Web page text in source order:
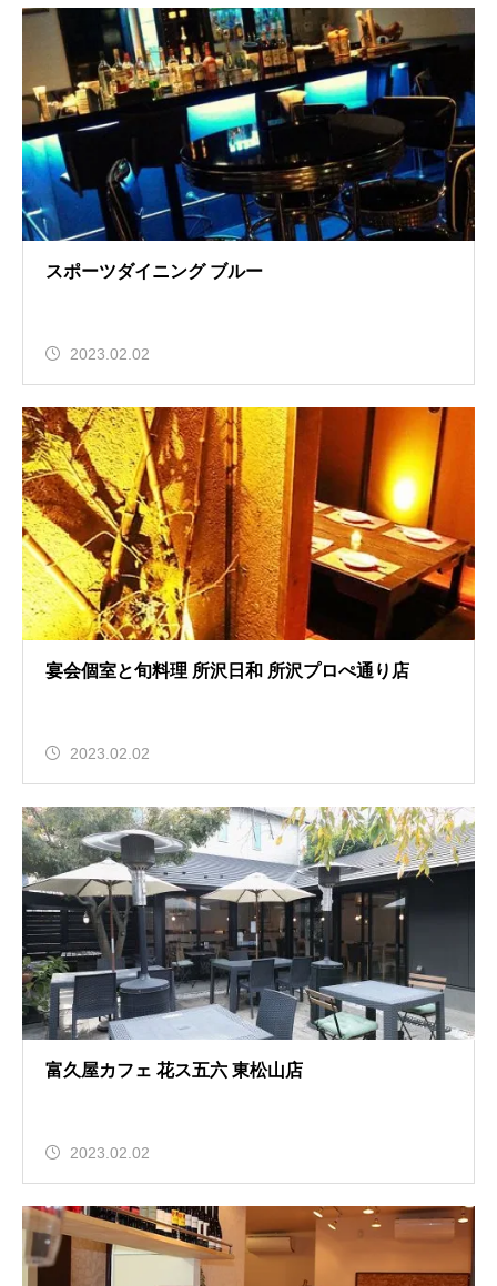
スポーツダイニング ブルー
2023.02.02
宴会個室と旬料理 所沢日和 所沢プロぺ通り店
2023.02.02
富久屋カフェ 花ス五六 東松山店
2023.02.02